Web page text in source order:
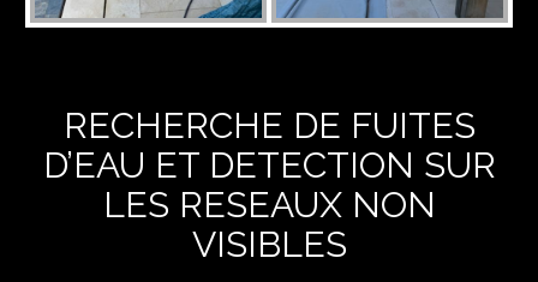
RECHERCHE DE FUITES
D’EAU ET DETECTION SUR
LES RESEAUX NON
VISIBLES